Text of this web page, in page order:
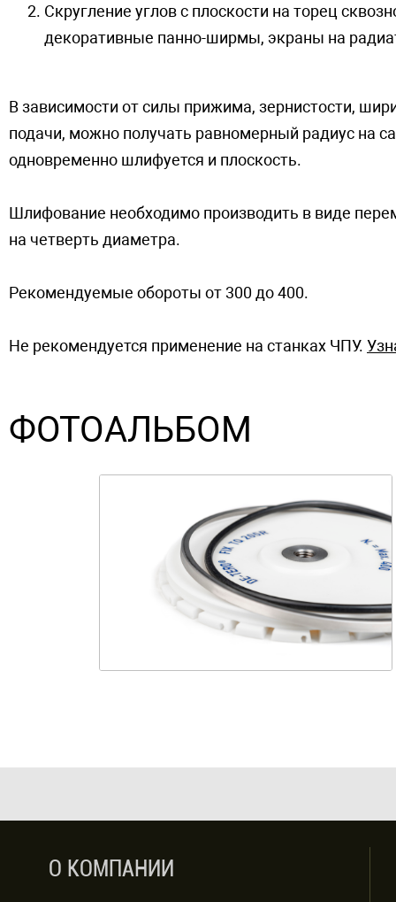
Скругление углов с плоскости на торец
декоративные панно-ширмы, экраны на
В зависимости от силы прижима, зернистости,
подачи, можно получать равномерный радиус на
одновременно шлифуется и плоскость.
Шлифование необходимо производить в виде
на четверть диаметра.
Рекомендуемые обороты от 300 до 400.
Не рекомендуется применение на станках ЧПУ.
ФОТОАЛЬБОМ
О КОМПАНИИ